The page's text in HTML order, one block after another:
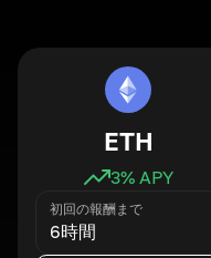
ETH
3% APY
初回の報酬まで
6時間